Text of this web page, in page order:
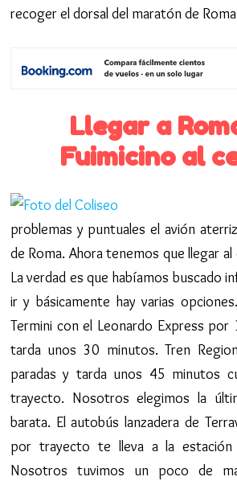
recoger el dorsal del maratón de
Llegar a
Fuimicino al
problemas y puntuales el avión
de Roma. Ahora tenemos que llegar
La verdad es que habíamos buscado
ir y básicamente hay varias
Termini con el Leonardo Express
tarda unos 30 minutos. Tren
paradas y tarda unos 45 minutos
trayecto. Nosotros elegimos la
barata. El autobús lanzadera de
por trayecto te lleva a la estación
Nosotros tuvimos un poco de